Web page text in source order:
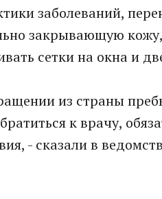
заболеваний,
закрывающую кожу,
сетки на окна и
из страны
к врачу,
- сказали в